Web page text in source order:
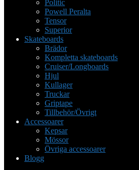
Politic
Powell Peralta
Tensor
Superior
Skateboards
Brädor
Kompletta skateboards
Cruiser/Longboards
Hjul
Kullager
Truckar
Griptape
Tillbehör/Övrigt
Accessoarer
Kepsar
Mössor
Övriga accessoarer
Blogg